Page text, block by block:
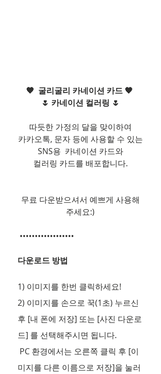
🧡  굴리굴리 카네이션 카드 🧡
🌷 카네이션 컬러링 🌷
따듯한 가정의 달을 맞이하여
카카오톡, 문자 등에 사용할 수 있는
SNS용  카네이션 카드와
컬러링 카드를 배포합니다.
무료 다운받으셔서 예쁘게 사용해
주세요:)
••••••••••••••••••
다운로드 방법
1) 이미지를 한번 클릭하세요!
2) 이미지를 손으로 꾹(1초) 누르신
후 [내 폰에 저장] 또는 [사진 다운로
드] 를 선택해주시면 됩니다.
미지를 다른 이름으로 저장]을 눌러